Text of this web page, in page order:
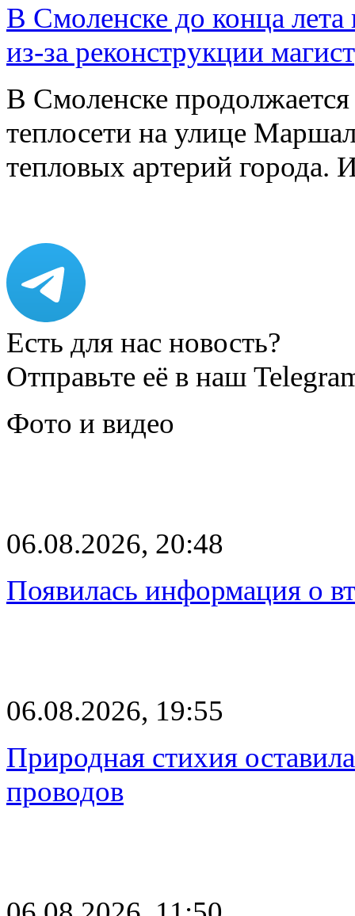
В Смоленске до конца
из-за реконструкции
В Смоленске
теплосети на улице
тепловых артерий
Есть для нас новость?
Отправьте её в наш
Фото и видео
06.08.2026, 20:48
Появилась информация о
06.08.2026, 19:55
Природная стихия
проводов